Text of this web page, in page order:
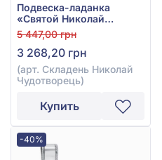
Подвеска-ладанка
«Святой Николай
Чудотворец» из серебра
925°, без вставки, арт.
Складень Николай
Чудотворець
5 447,00 грн
3 268,20 грн
(арт. Складень Николай
Чудотворець)
Купить
-40%